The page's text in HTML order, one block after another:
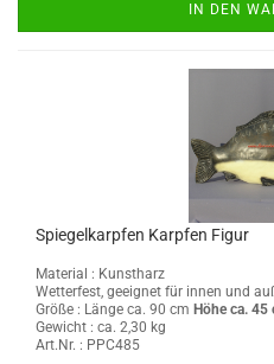
IN DEN
Spiegelkarpfen Karpfen Figur
Material : Kunstharz
Wetterfest, geeignet für innen und
Größe : Länge ca. 90 cm Höhe ca. 45
Gewicht : ca. 2,30 kg
Art.Nr. : PPC485